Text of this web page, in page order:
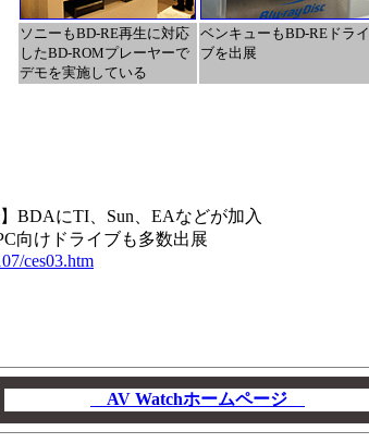
ソニーもBD-RE再生に対応
したBD-ROMプレーヤーで
デモを実施している
ベンキューもBD-REドライ
ブを出展
BDAにTI、Sun、EAなどが加入
向けドライブも多数出展
ces03.htm
AV Watchホームページ